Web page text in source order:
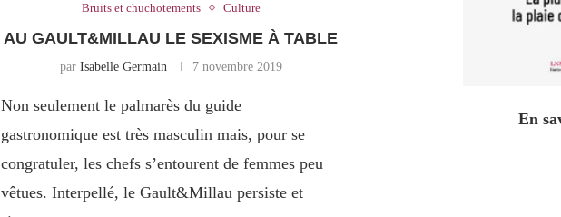
Bruits et chuchotements Culture
AU GAULT&MILLAU LE SEXISME À TABLE
par Isabelle Germain 7 novembre 2019
Non seulement le palmarès du guide
gastronomique est très masculin mais, pour se
congratuler, les chefs s’entourent de femmes peu
vêtues. Interpellé, le Gault&Millau persiste et
En